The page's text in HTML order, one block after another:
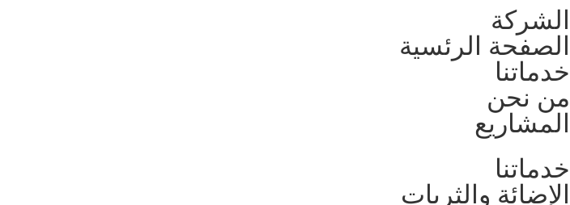
الشركة
الصفحة الرئسية
خدماتنا
من نحن
المشاريع
خدماتنا
الإضائة والثريات